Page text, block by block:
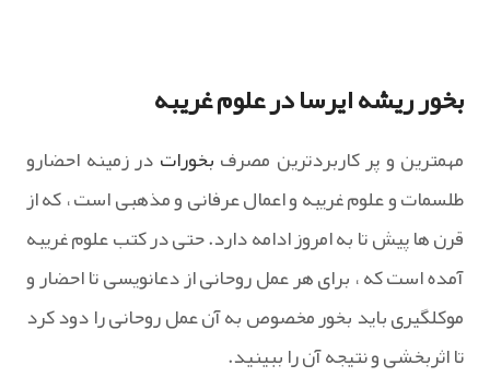
بخور ریشه ایرسا در علوم غریبه
مهمترین و پر کاربردترین مصرفبخوراتدر زمینه احضارو
طلسمات و علوم غریبه و اعمال عرفانی و مذهبی است ، که از
قرن ها پیش تا به امروز ادامه دارد. حتی در کتب علوم غریبه
آمده است که ، برای هر عمل روحانی از دعانویسی تا احضار و
موکلگیری باید بخور مخصوص به آن عمل روحانی را دود کرد
تا اثربخشی و نتیجه آن را ببینید.